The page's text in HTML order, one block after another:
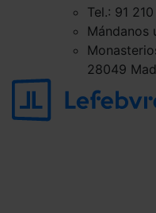
Tel.: 91
Mándanos
28049